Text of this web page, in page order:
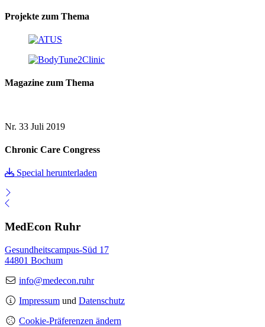
Projekte zum Thema
Magazine zum Thema
Nr. 33 Juli 2019
Chronic Care Congress
Special herunterladen
MedEcon Ruhr
Gesundheitscampus-Süd 17
44801 Bochum
info@medecon.ruhr
Impressum und Datenschutz
Cookie-Präferenzen ändern